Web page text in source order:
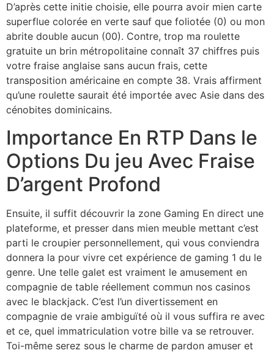
D’après cette initie choisie, elle pourra avoir mien carte
superflue colorée en verte sauf que foliotée (0) ou mon
abrite double aucun (00). Contre, trop ma roulette
gratuite un brin métropolitaine connaît 37 chiffres puis
votre fraise anglaise sans aucun frais, cette
transposition américaine en compte 38. Vrais affirment
qu’une roulette saurait été importée avec Asie dans des
cénobites dominicains.
Importance En RTP Dans le
Options Du jeu Avec Fraise
D’argent Profond
Ensuite, il suffit découvrir la zone Gaming En direct une
plateforme, et presser dans mien meuble mettant c’est
parti le croupier personnellement, qui vous conviendra
donnera la pour vivre cet expérience de gaming 1 du le
genre. Une telle galet est vraiment le amusement en
compagnie de table réellement commun nos casinos
avec le blackjack. C’est l’un divertissement en
compagnie de vraie ambiguïté où il vous suffira re avec
et ce, quel immatriculation votre bille va se retrouver.
Toi-même serez sous le charme de pardon amuser et